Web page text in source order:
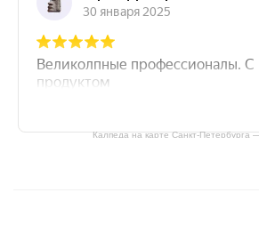
Калпеда на карте Санкт‑Петербурга